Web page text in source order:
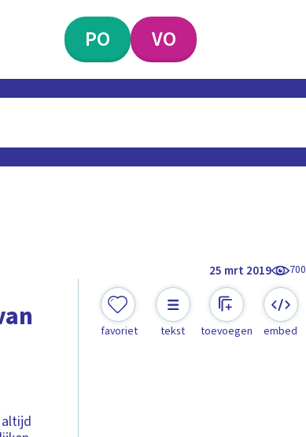
PO VO
25 mrt 2019 700
favoriet tekst toevoegen embed